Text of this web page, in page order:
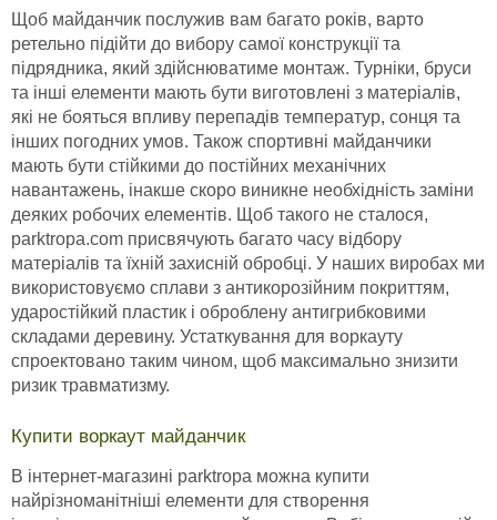
Щоб майданчик послужив вам багато років, варто
ретельно підійти до вибору самої конструкції та
підрядника, який здійснюватиме монтаж. Турніки, бруси
та інші елементи мають бути виготовлені з матеріалів,
які не бояться впливу перепадів температур, сонця та
інших погодних умов. Також спортивні майданчики
мають бути стійкими до постійних механічних
навантажень, інакше скоро виникне необхідність заміни
деяких робочих елементів. Щоб такого не сталося,
parktropa.com присвячують багато часу відбору
матеріалів та їхній захисній обробці. У наших виробах ми
використовуємо сплави з антикорозійним покриттям,
ударостійкий пластик і оброблену антигрибковими
складами деревину. Устаткування для воркауту
спроектовано таким чином, щоб максимально знизити
ризик травматизму.
Купити воркаут майданчик
В інтернет-магазині parktropa можна купити
найрізноманітніші елементи для створення